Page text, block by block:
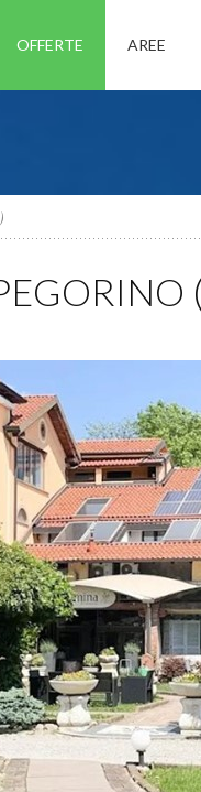
OFFERTE AREE